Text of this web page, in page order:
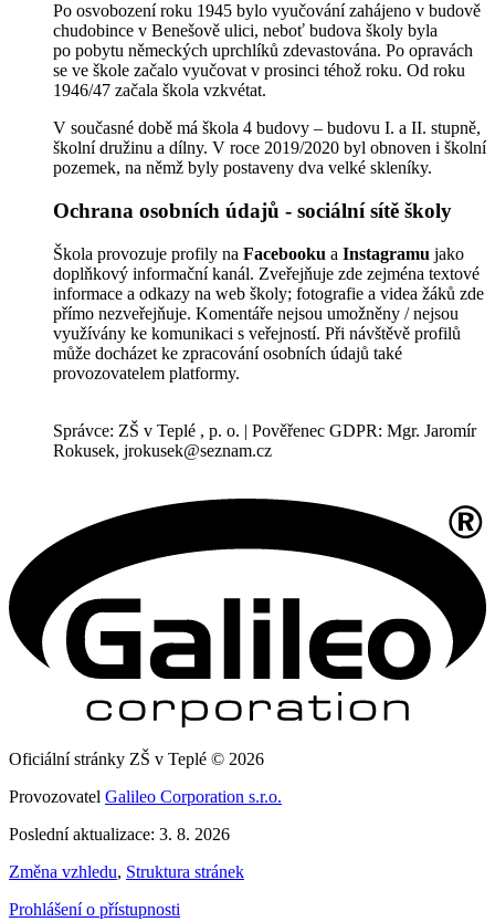
Po osvobození roku 1945 bylo vyučování zahájeno v budově
chudobince v Benešově ulici, neboť budova školy byla
po pobytu německých uprchlíků zdevastována. Po opravách
se ve škole začalo vyučovat v prosinci téhož roku. Od roku
1946/47 začala škola vzkvétat.
V současné době má škola 4 budovy – budovu I. a II. stupně,
školní družinu a dílny. V roce 2019/2020 byl obnoven i školní
pozemek, na němž byly postaveny dva velké skleníky.
Ochrana osobních údajů - sociální sítě školy
Škola provozuje profily na Facebooku a Instagramu jako
doplňkový informační kanál. Zveřejňuje zde zejména textové
informace a odkazy na web školy; fotografie a videa žáků zde
přímo nezveřejňuje. Komentáře nejsou umožněny / nejsou
využívány ke komunikaci s veřejností. Při návštěvě profilů
může docházet ke zpracování osobních údajů také
provozovatelem platformy.
Správce: ZŠ v Teplé , p. o. | Pověřenec GDPR: Mgr. Jaromír
Rokusek, jrokusek@seznam.cz
Oficiální stránky ZŠ v Teplé © 2026
Provozovatel Galileo Corporation s.r.o.
Poslední aktualizace: 3. 8. 2026
Změna vzhledu, Struktura stránek
Prohlášení o přístupnosti